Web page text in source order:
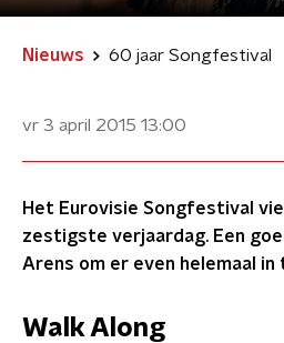
Nieuws 60 jaar Songfestival
vr 3 april 2015 13:00
Het Eurovisie Songfestival
zestigste verjaardag. Een
Arens om er even helemaal in
Walk Along